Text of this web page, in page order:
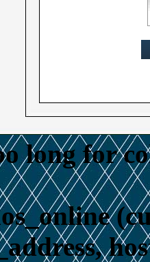
long for